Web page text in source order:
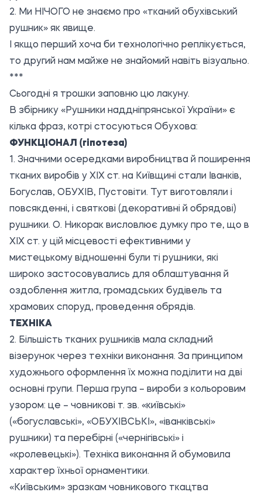
2. Ми НІЧОГО не знаємо про «тканий обухівський
рушник» як явище.
І якщо перший хоча би технологічно реплікується,
то другий нам майже не знайомий навіть візуально.
***
Сьогодні я трошки заповню цю лакуну.
В збірнику «Рушники наддніпрянської України» є
кілька фраз, котрі стосуються Обухова:
ФУНКЦІОНАЛ (гіпотеза)
1. Значними осередками виробництва й поширення
тканих виробів у ХІХ ст. на Київщині стали Іванків,
Богуслав, ОБУХІВ, Пустовіти. Тут виготовляли і
повсякденні, і святкові (декоративні й обрядові)
рушники. О. Никорак висловлює думку про те, що в
ХІХ ст. у цій місцевості ефективними у
мистецькому відношенні були ті рушники, які
широко застосовувались для облаштування й
оздоблення житла, громадських будівель та
храмових споруд, проведення обрядів.
ТЕХНІКА
2. Більшість тканих рушників мала складний
візерунок через техніки виконання. За принципом
художнього оформлення їх можна поділити на дві
основні групи. Перша група – вироби з кольоровим
узором: це – човникові т. зв. «київські»
(«богуславські», «ОБУХІВСЬКІ», «іванківські»
рушники) та перебірні («чернігівські» і
«кролевецькі»). Техніка виконання й обумовила
характер їхньої орнаментики.
«Київським» зразкам човникового ткацтва